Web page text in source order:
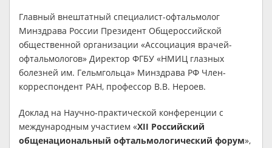
Главный внештатный специалист-офтальмолог
Минздрава России Президент Общероссийской
общественной организации «Ассоциация врачей-
офтальмологов» Директор ФГБУ «НМИЦ глазных
болезней им. Гельмгольца» Минздрава РФ Член-
корреспондент РАН, профессор В.В. Нероев.
Доклад на Научно-практической конференции с
международным участием «XII Российский
общенациональный офтальмологический форум»,